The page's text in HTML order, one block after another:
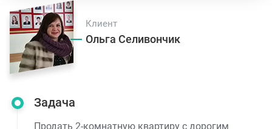
Клиент
Ольга Селивончик
Задача
Продать 2-комнатную квартиру с дорогим